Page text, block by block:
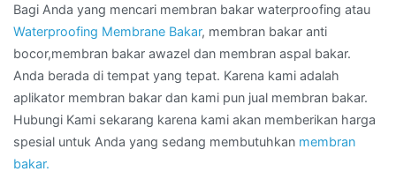
Bagi Anda yang mencari membran bakar waterproofing atau
Waterproofing Membrane Bakar, membran bakar anti
bocor,membran bakar awazel dan membran aspal bakar.
Anda berada di tempat yang tepat. Karena kami adalah
aplikator membran bakar dan kami pun jual membran bakar.
Hubungi Kami sekarang karena kami akan memberikan harga
spesial untuk Anda yang sedang membutuhkan membran
bakar.